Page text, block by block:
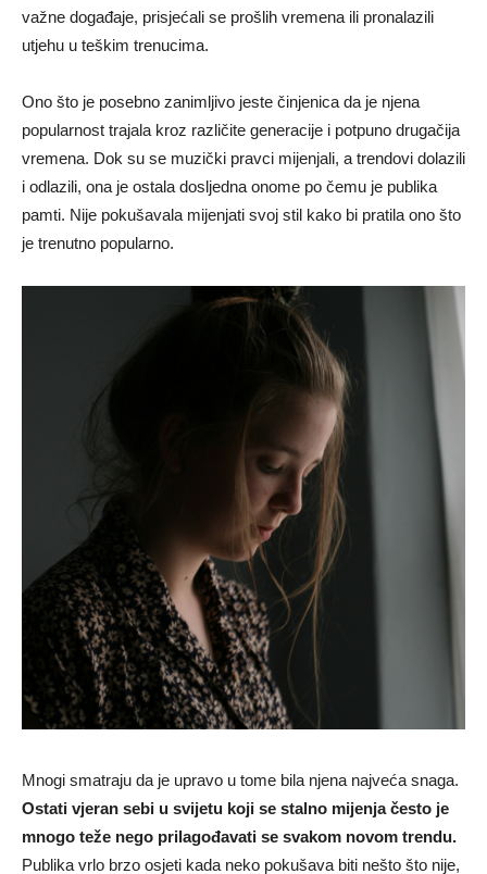
važne događaje, prisjećali se prošlih vremena ili pronalazili
utjehu u teškim trenucima.
Ono što je posebno zanimljivo jeste činjenica da je njena
popularnost trajala kroz različite generacije i potpuno drugačija
vremena. Dok su se muzički pravci mijenjali, a trendovi dolazili
i odlazili, ona je ostala dosljedna onome po čemu je publika
pamti. Nije pokušavala mijenjati svoj stil kako bi pratila ono što
je trenutno popularno.
Mnogi smatraju da je upravo u tome bila njena najveća snaga.
Ostati vjeran sebi u svijetu koji se stalno mijenja često je
mnogo teže nego prilagođavati se svakom novom trendu.
Publika vrlo brzo osjeti kada neko pokušava biti nešto što nije,